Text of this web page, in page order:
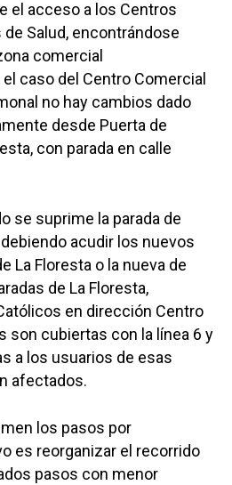
el acceso a los Centros
Salud, encontrándose
comercial
caso del Centro Comercial
no hay cambios dado
desde Puerta de
con parada en calle
se suprime la parada de
acudir los nuevos
La Floresta o la nueva de
de La Floresta,
en dirección Centro
son cubiertas con la línea 6 y
a los usuarios de esas
afectados.
los pasos por
es reorganizar el recorrido
pasos con menor